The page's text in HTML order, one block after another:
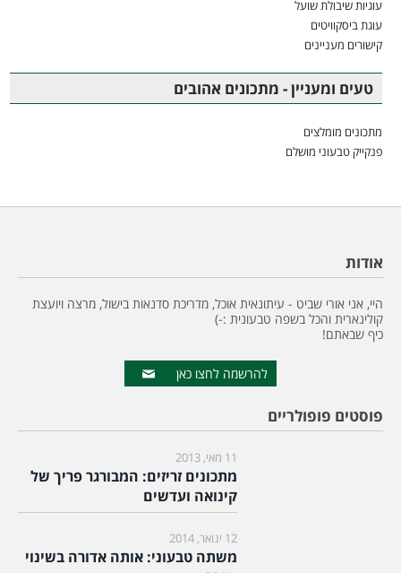
עוגיות שיבולת שועל
עוגת ביסקוויטים
קישורים מעניינים
טעים ומעניין - מתכונים אהובים
מתכונים מומלצים
פנקייק טבעוני מושלם
אודות
היי, אני אורי שביט - עיתונאית אוכל, מדריכת סדנאות בישול, מרצה ויועצת
קולינארית והכל בשפה טבעונית :-)
כיף שבאתם!
להרשמה לחצו כאן
פוסטים פופולריים
11 מאי, 2013
מתכונים זריזים: המבורגר פריך של
קינואה ועדשים
12 ינואר, 2014
משתה טבעוני: אותה אדורה בשינוי